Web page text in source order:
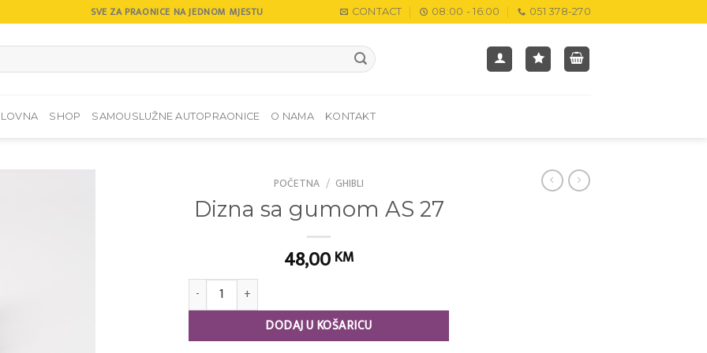
SVE ZA PRAONICE NA JEDNOM MJESTU CONTACT 08:00 - 16:00 051 378-270
SHOP SAMOUSLUŽNE AUTOPRAONICE O NAMA KONTAKT
POČETNA / GHIBLI
Dizna sa gumom AS 27
48,00 KM
Dizna sa gumom AS 27 količina
DODAJ U KOŠARICU